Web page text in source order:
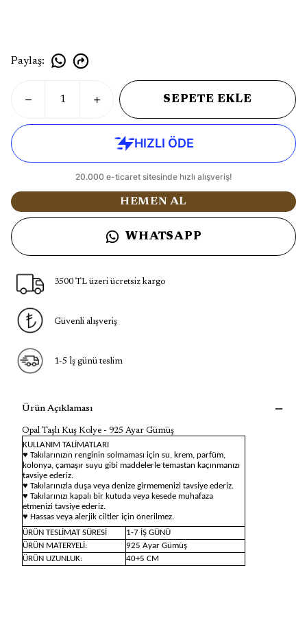
Paylaş:
SEPETE EKLE
HEMEN AL
WHATSAPP
3500 TL üzeri ücretsiz kargo
Güvenli alışveriş
1-5 İş günü teslim
Ürün Açıklaması
Opal Taşlı Kuş Kolye - 925 Ayar Gümüş
KULLANIM TALİMATLARI
♥ Takılarınızın renginin solmaması için su, krem, parfüm,
kolonya, çamaşır suyu gibi maddelerle temastan kaçınmanızı
tavsiye ederiz.
♥ Takılarınızla duşa veya denize girmemenizi tavsiye ederiz.
♥ Takılarınızı kapalı bir kutuda veya kesede muhafaza
etmenizi tavsiye ederiz.
♥ Hassas veya alerjik ciltler için önerilmez.
ÜRÜN TESLİMAT SÜRESİ
1-7 İŞ GÜNÜ
ÜRÜN MATERYELİ:
925 Ayar Gümüş
ÜRÜN UZUNLUK:
40+5 CM